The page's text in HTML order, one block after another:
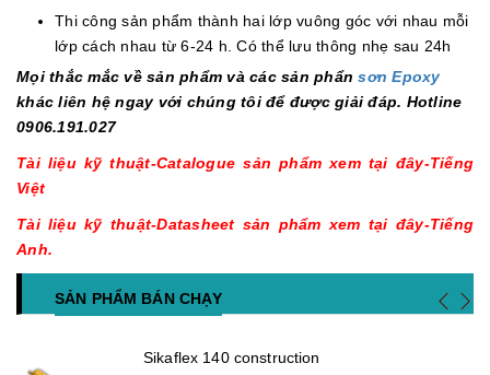
Thi công sản phẩm thành hai lớp vuông góc với nhau mỗi
lớp cách nhau từ 6-24 h. Có thể lưu thông nhẹ sau 24h
Mọi thắc mắc về sản phẩm và các sản phẩnsơn Epoxy
khác liên hệ ngay với chúng tôi để được giải đáp. Hotline
0906.191.027
Tài liệu kỹ thuật-Catalogue sản phẩm xem tại đây-Tiếng
Việt
Tài liệu kỹ thuật-Datasheet sản phẩm xem tại đây-Tiếng
Anh.
SẢN PHẨM BÁN CHẠY
Sikaflex 140 construction